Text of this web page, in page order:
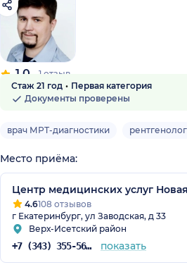
1.0 1 отзыв
Стаж 21 год
Первая категория
Документы проверены
врач МРТ-диагностики рентгенолог
Место приёма:
Центр медицинских услуг
4.6108 отзывов
г Екатеринбург, ул Заводская, д 33
Верх-Исетский район
+7 (343) 355-56-57 показать